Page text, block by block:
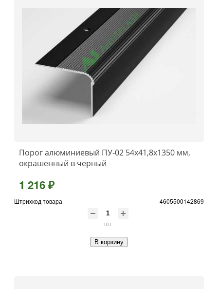
Порог алюминиевый ПУ-02 54x41,8x1350 мм,
окрашенный в черный
1 216 ₽
Штрихкод товара 4605500142869
шт
В корзину